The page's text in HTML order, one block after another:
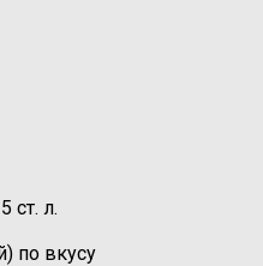
ст. л.
по вкусу